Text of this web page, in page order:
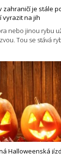
zahraničí je stále
vyrazit na jih
nebo jinou rybu
Tou se stává
Halloweenská